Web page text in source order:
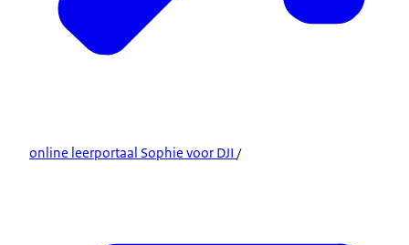
online leerportaal Sophie voor DJI /